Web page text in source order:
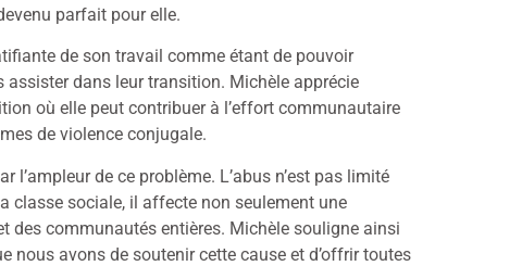
parfait pour elle.
de son travail comme étant de pouvoir
assister dans leur transition. Michèle apprécie
où elle peut contribuer à l’effort communautaire
de violence conjugale.
l’ampleur de ce problème. L’abus n’est pas limité
classe sociale, il affecte non seulement une
des communautés entières. Michèle souligne ainsi
nous avons de soutenir cette cause et d’offrir toutes